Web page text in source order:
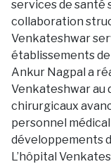
services de santé
collaboration
Venkateshwar
établissements
Ankur Nagpal a
Venkateshwar au
chirurgicaux
personnel
développements
L’hôpital